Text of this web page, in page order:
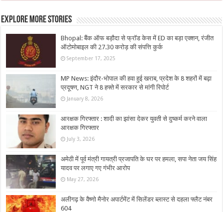
Explore More Stories
Bhopal: बैंक ऑफ बड़ौदा से फ्रॉड केस में ED का बड़ा एक्शन, रंजीत
ऑटोमोबाइल की 27.30 करोड़ की संपत्ति कुर्क
September 17, 2025
MP News: इंदौर-भोपाल की हवा हुई खराब, प्रदेश के 8 शहरों में बढ़ा
प्रदूषण, NGT ने 8 हफ्ते में सरकार से मांगी रिपोर्ट
January 8, 2026
आरक्षक गिरफ्तार : शादी का झांसा देकर युवती से दुष्कर्म करने वाला
आरक्षक गिरफ्तार
July 3, 2026
अमेठी में पूर्व मंत्री गायत्री प्रजापति के घर पर हमला, सपा नेता जय सिंह
यादव पर लगाए गए गंभीर आरोप
May 27, 2026
अलीगढ़ के वैष्णो मैनोर अपार्टमेंट में सिलेंडर ब्लास्ट से दहला फ्लैट नंबर
604